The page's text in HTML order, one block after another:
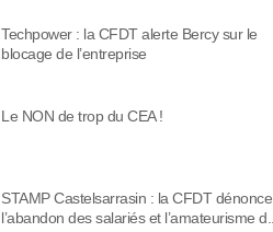
Techpower : la CFDT alerte Bercy sur le
blocage de l’entreprise
Le NON de trop du CEA !
STAMP Castelsarrasin : la CFDT dénonce
l’abandon des salariés et l’amateurisme d...